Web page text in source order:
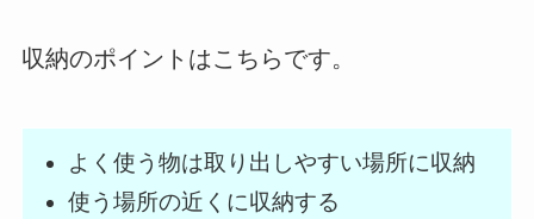
収納のポイントはこちらです。
よく使う物は取り出しやすい場所に収納
使う場所の近くに収納する